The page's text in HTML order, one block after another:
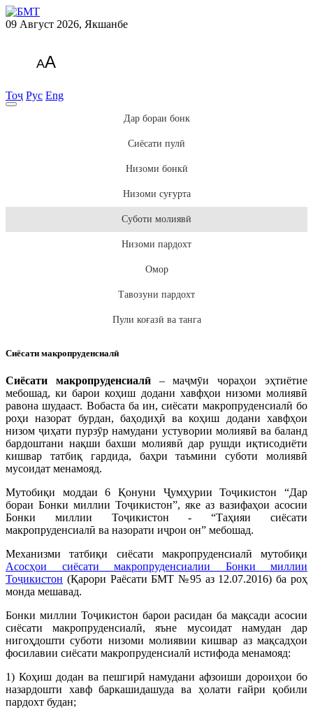
09 Август 2026, Якшанбе
AA
Тоҷ Рус Eng
Дар бораи бонк
Сиёсати пулӣ
Низоми бонкӣ
Низоми суғурта
Суботи молиявӣ
Низоми пардохт
Омор
Тавозуни пардохт
Пули коғазӣ ва танга
Сиёсати макропруденсиалӣ
Сиёсати макропруденсиалӣ– маҷмӯи чораҳои эҳтиётие
мебошад, ки барои коҳиш додани хавфҳои низоми молиявӣ
равона шудааст. Вобаста ба ин, сиёсати макропруденсиалӣ бо
роҳи назорат бурдан, баҳодиҳӣ ва коҳиш додани хавфҳои
низом ҷиҳати пурзӯр намудани устувории молиявӣ ва баланд
бардоштани нақши бахши молиявӣ дар рушди иқтисодиёти
кишвар татбиқ гардида, баҳри таъмини суботи молиявӣ
мусоидат менамояд.
Мутобиқи моддаи 6 Қонуни Ҷумҳурии Тоҷикистон “Дар
бораи Бонки миллии Тоҷикистон”, яке аз вазифаҳои асосии
Бонки миллии Тоҷикистон - “Таҳияи сиёсати
макропруденсиалӣ ва назорати иҷрои он” мебошад.
Механизми татбиқи сиёсати макропруденсиалӣ мутобиқи
Асосҳои сиёсати макропруденсиалии Бонки миллии
Тоҷикистон (Қарори Раёсати БМТ №95 аз 12.07.2016) ба роҳ
монда мешавад.
Бонки миллии Тоҷикистон барои расидан ба мақсади асосии
сиёсати макропруденсиалӣ, яъне мусоидат намудан дар
нигоҳдошти суботи низоми молиявии кишвар аз мақсадҳои
фосилавии сиёсати макропруденсиалӣ истифода менамояд:
1) Коҳиш додан ва пешгирӣ намудани афзоиши дороиҳои бо
назардошти хавф баркашидашуда ва ҳолати ғайри қобили
пардохт будан;